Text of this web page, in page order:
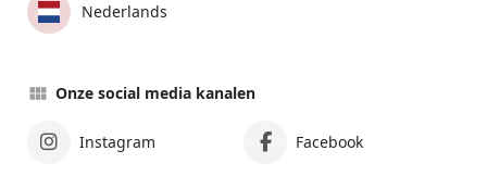
Nederlands
Onze social media kanalen
Instagram Facebook